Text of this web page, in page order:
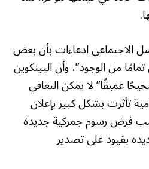
الاجتماعي ادعاءات بأن بعض
من الوجود”، وأن البيتكوين
عميقًا” لا يمكن التعافي
تأثرت بشكل كبير بإعلان
فرض رسوم جمركية جديدة
بقيود على تصدير